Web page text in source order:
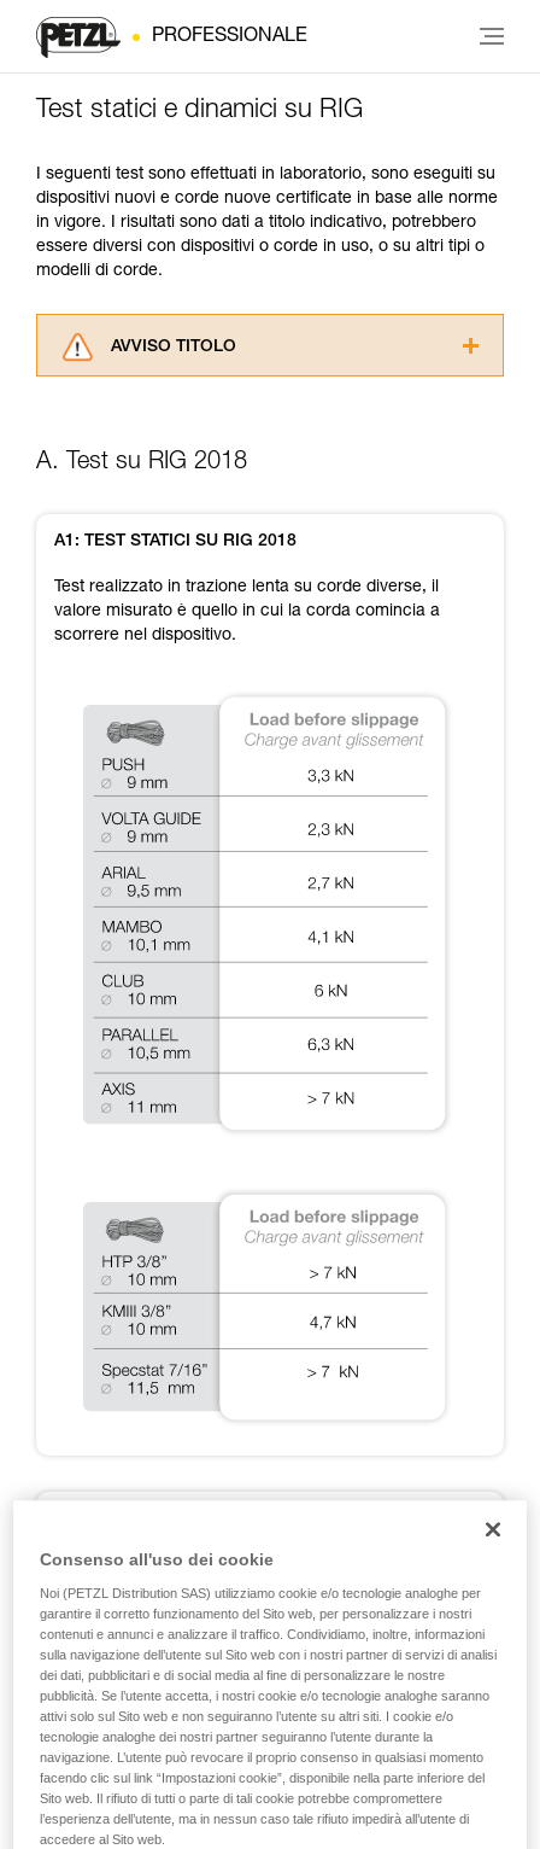
PROFESSIONALE
Test statici e dinamici su RIG
I seguenti test sono effettuati in laboratorio, sono eseguiti su
dispositivi nuovi e corde nuove certificate in base alle norme
in vigore. I risultati sono dati a titolo indicativo, potrebbero
essere diversi con dispositivi o corde in uso, o su altri tipi o
modelli di corde.
AVVISO TITOLO
informazioni dell’istruzione tecnica per poter
formazione ed un addestramento specifico.
capacità di rifare la manovra, da soli, in piena
sicurezza, prima di riprodurla autonomamente.
Forniamo esempi di tecniche relative alla vostra
A. Test su RIG 2018
A1: TEST STATICI SU RIG 2018
Test realizzato in trazione lenta su corde diverse, il
valore misurato è quello in cui la corda comincia a
scorrere nel dispositivo.
Test di arresto caduta realizzati al momento delle
certificazioni EN 12841, EN 341, EN 15151 e NFPA, e
test supplementari Petzl destinati a coprire le situazioni
eccezionali. Nota: tutti i test realizzati non sono qui
menzionati, sono citati soltanto quelli che forniscono
un’informazione pertinente per l’utilizzo del RIG.
Test di certificazione EN 12841 - Dispositivo su 1 m
di corda, 1 m di caduta su 1 m di cordino in corda
dinamica 11 mm.
Consenso all'uso dei cookie
Noi (PETZL Distribution SAS) utilizziamo cookie e/o tecnologie analoghe per
garantire il corretto funzionamento del Sito web, per personalizzare i nostri
contenuti e annunci e analizzare il traffico. Condividiamo, inoltre, informazioni
sulla navigazione dell’utente sul Sito web con i nostri partner di servizi di analisi
dei dati, pubblicitari e di social media al fine di personalizzare le nostre
pubblicità. Se l’utente accetta, i nostri cookie e/o tecnologie analoghe saranno
attivi solo sul Sito web e non seguiranno l’utente su altri siti. I cookie e/o
tecnologie analoghe dei nostri partner seguiranno l’utente durante la
navigazione. L’utente può revocare il proprio consenso in qualsiasi momento
facendo clic sul link “Impostazioni cookie”, disponibile nella parte inferiore del
Sito web. Il rifiuto di tutti o parte di tali cookie potrebbe compromettere
l’esperienza dell’utente, ma in nessun caso tale rifiuto impedirà all’utente di
accedere al Sito web.